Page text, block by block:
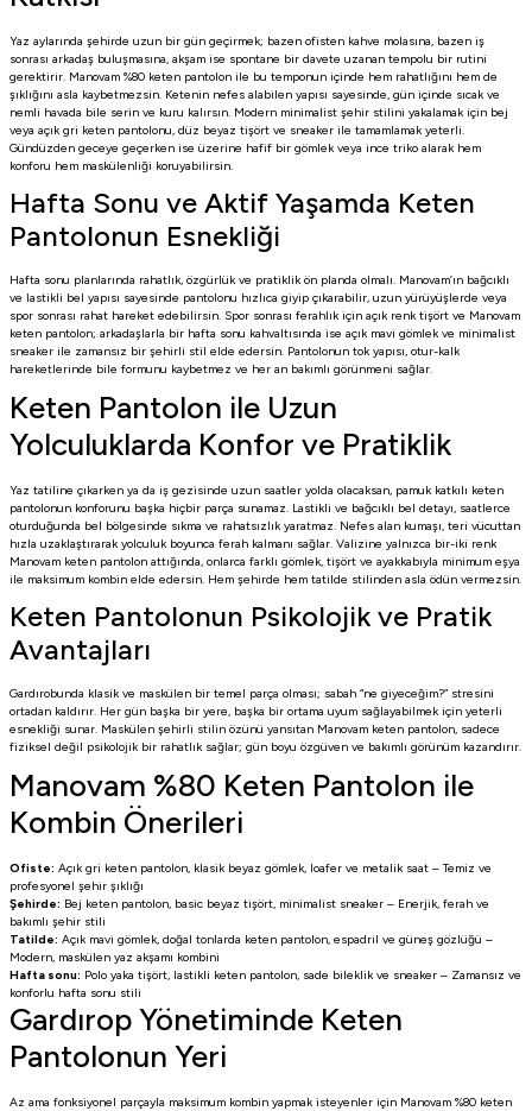
Yaz aylarında şehirde uzun bir gün geçirmek; bazen ofisten kahve molasına, bazen iş
sonrası arkadaş buluşmasına, akşam ise spontane bir davete uzanan tempolu bir rutini
gerektirir. Manovam %80 keten pantolon ile bu temponun içinde hem rahatlığını hem de
şıklığını asla kaybetmezsin. Ketenin nefes alabilen yapısı sayesinde, gün içinde sıcak ve
nemli havada bile serin ve kuru kalırsın. Modern minimalist şehir stilini yakalamak için bej
veya açık gri keten pantolonu, düz beyaz tişört ve sneaker ile tamamlamak yeterli.
Gündüzden geceye geçerken ise üzerine hafif bir gömlek veya ince triko alarak hem
konforu hem maskülenliği koruyabilirsin.
Hafta Sonu ve Aktif Yaşamda Keten
Pantolonun Esnekliği
Hafta sonu planlarında rahatlık, özgürlük ve pratiklik ön planda olmalı. Manovam’ın bağcıklı
ve lastikli bel yapısı sayesinde pantolonu hızlıca giyip çıkarabilir, uzun yürüyüşlerde veya
spor sonrası rahat hareket edebilirsin. Spor sonrası ferahlık için açık renk tişört ve Manovam
keten pantolon; arkadaşlarla bir hafta sonu kahvaltısında ise açık mavi gömlek ve minimalist
sneaker ile zamansız bir şehirli stil elde edersin. Pantolonun tok yapısı, otur-kalk
hareketlerinde bile formunu kaybetmez ve her an bakımlı görünmeni sağlar.
Keten Pantolon ile Uzun
Yolculuklarda Konfor ve Pratiklik
Yaz tatiline çıkarken ya da iş gezisinde uzun saatler yolda olacaksan, pamuk katkılı keten
pantolonun konforunu başka hiçbir parça sunamaz. Lastikli ve bağcıklı bel detayı, saatlerce
oturduğunda bel bölgesinde sıkma ve rahatsızlık yaratmaz. Nefes alan kumaşı, teri vücuttan
hızla uzaklaştırarak yolculuk boyunca ferah kalmanı sağlar. Valizine yalnızca bir-iki renk
Manovam keten pantolon attığında, onlarca farklı gömlek, tişört ve ayakkabıyla minimum eşya
ile maksimum kombin elde edersin. Hem şehirde hem tatilde stilinden asla ödün vermezsin.
Keten Pantolonun Psikolojik ve Pratik
Avantajları
Gardırobunda klasik ve maskülen bir temel parça olması; sabah “ne giyeceğim?” stresini
ortadan kaldırır. Her gün başka bir yere, başka bir ortama uyum sağlayabilmek için yeterli
esnekliği sunar. Maskülen şehirli stilin özünü yansıtan Manovam keten pantolon, sadece
fiziksel değil psikolojik bir rahatlık sağlar; gün boyu özgüven ve bakımlı görünüm kazandırır.
Manovam %80 Keten Pantolon ile
Kombin Önerileri
Ofiste: Açık gri keten pantolon, klasik beyaz gömlek, loafer ve metalik saat – Temiz ve
profesyonel şehir şıklığı
Şehirde: Bej keten pantolon, basic beyaz tişört, minimalist sneaker – Enerjik, ferah ve
bakımlı şehir stili
Tatilde: Açık mavi gömlek, doğal tonlarda keten pantolon, espadril ve güneş gözlüğü –
Modern, maskülen yaz akşamı kombini
Hafta sonu: Polo yaka tişört, lastikli keten pantolon, sade bileklik ve sneaker – Zamansız ve
konforlu hafta sonu stili
Gardırop Yönetiminde Keten
Pantolonun Yeri
Az ama fonksiyonel parçayla maksimum kombin yapmak isteyenler için Manovam %80 keten